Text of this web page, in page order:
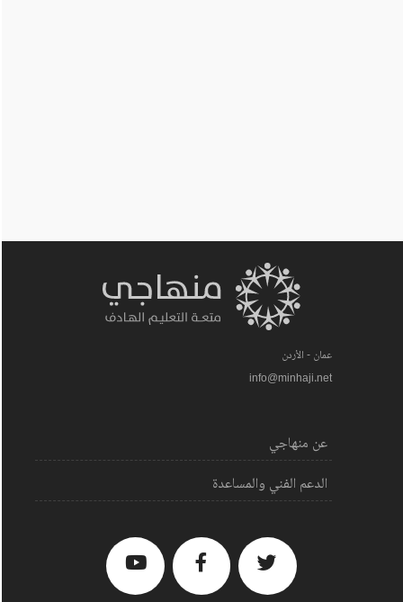
عمان - الأردن
info@minhaji.net
عن منهاجي
الدعم الفني والمساعدة